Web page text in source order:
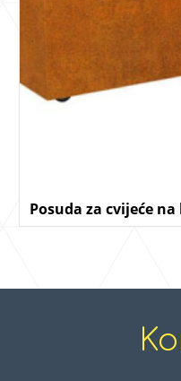
Posuda za cvijeće